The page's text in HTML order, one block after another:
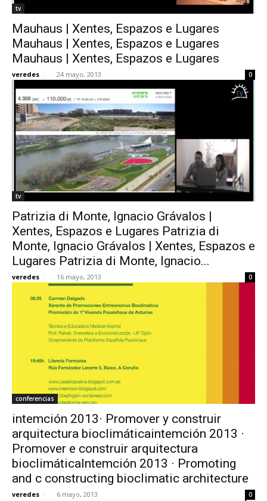
tv
Mauhaus | Xentes, Espazos e Lugares
Mauhaus | Xentes, Espazos e Lugares
Mauhaus | Xentes, Espazos e Lugares
veredes - 24 mayo, 2013 0
tv
Patrizia di Monte, Ignacio Grávalos |
Xentes, Espazos e Lugares Patrizia di
Monte, Ignacio Grávalos | Xentes, Espazos e
Lugares Patrizia di Monte, Ignacio...
veredes - 16 mayo, 2013 0
conferencias
intemción 2013· Promover y construir
arquitectura bioclimáticaintemción 2013 ·
Promover e construir arquitectura
bioclimáticaIntemción 2013 · Promoting
and c constructing bioclimatic architecture
veredes - 6 mayo, 2013 0